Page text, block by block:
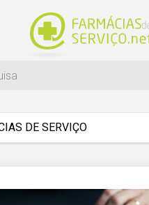
DE SERVIÇO